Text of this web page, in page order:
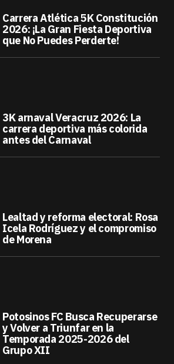
Carrera Atlética 5K Constitución
2026: ¡La Gran Fiesta Deportiva
que No Puedes Perderte!
3K arnaval Veracruz 2026: La
carrera deportiva más colorida
antes del Carnaval
Lealtad y reforma electoral: Rosa
Icela Rodríguez y el compromiso
de Morena
Potosinos FC Busca Recuperarse
y Volver a Triunfar en la
Temporada 2025-2026 del
Grupo XII